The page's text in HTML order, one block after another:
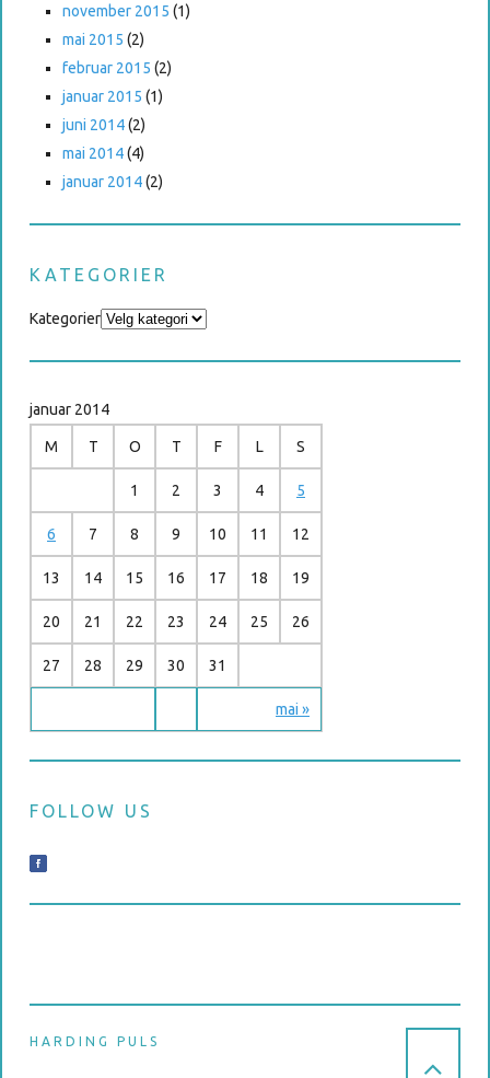
november 2015 (1)
mai 2015 (2)
februar 2015 (2)
januar 2015 (1)
juni 2014(2)
mai 2014(4)
januar 2014(2)
KATEGORIER
Kategorier
januar 2014
M T O T F L S
mai »
1 2 3 4 5
6 7 8 9 10 11 12
13 14 15 16 17 18 19
20 21 22 23 24 25 26
27 28 29 30 31
FOLLOW US
HARDING PULS